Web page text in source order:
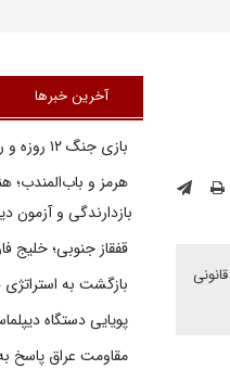
آخرین خبرها
بازی جنگ ۱۲ روزه و رمضان
هرمز و باب‌المندب؛
بازدارندگی و آزمون
قفقاز جنوبی؛ خلیج
بازگشت به
پویایی دستگاه
مقاومت عراق پاسخ